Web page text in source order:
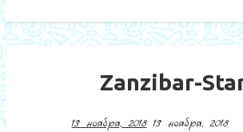
Zanzibar-
13 ноября, 2018 13 ноября, 2018